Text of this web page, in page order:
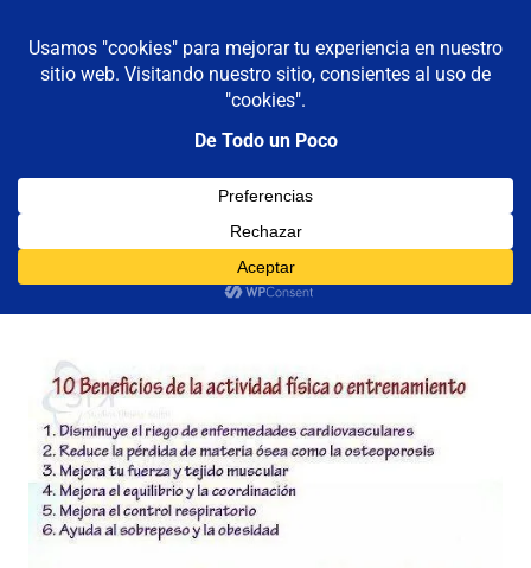
contenido
De todo un poco
Reflexiones,
Viajes
MENÚ
10 Beneficios de la actividad física
Luis Castellanos
Reflexiones salud